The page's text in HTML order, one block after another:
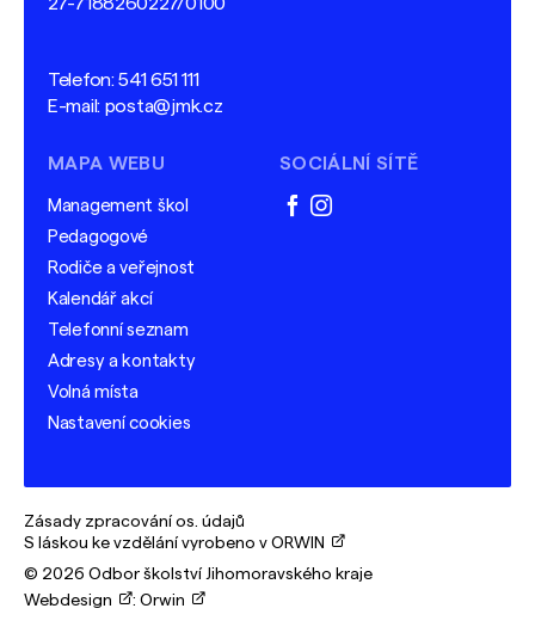
Telefon:541 651 111
E-mail: posta@jmk.cz
MAPA WEBU
Management škol
Pedagogové
Rodiče a veřejnost
Kalendář akcí
Telefonní seznam
Adresy a kontakty
Volná místa
Nastavení cookies
SOCIÁLNÍ SÍTĚ
facebook
instagram
Zásady zpracování os. údajů
S láskou ke vzdělání vyrobeno v ORWIN
© 2026 Odbor školství Jihomoravského kraje
Webdesign
: Orwin